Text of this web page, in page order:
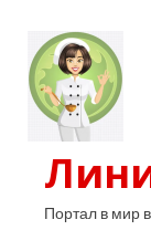
Портал в мир